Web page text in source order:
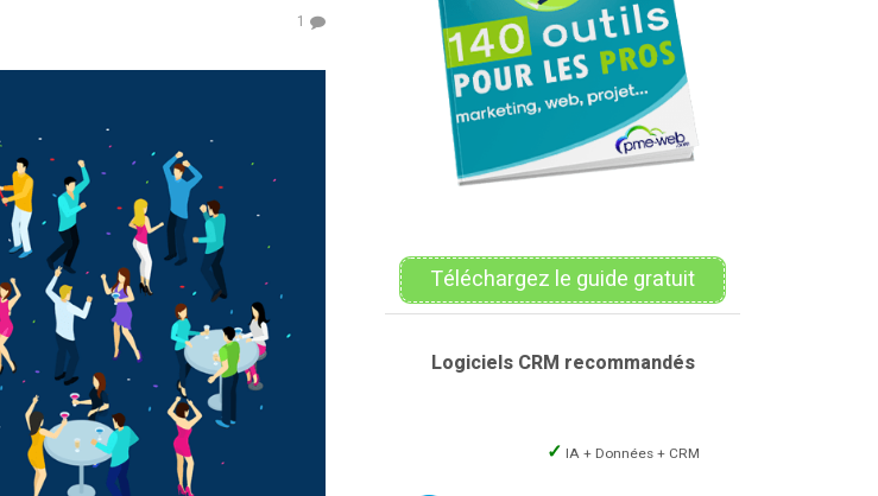
1
Téléchargez le guide gratuit
Logiciels CRM recommandés
IA + Données + CRM